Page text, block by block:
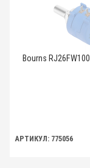
Bourns RJ26FW100
АРТИКУЛ: 775056